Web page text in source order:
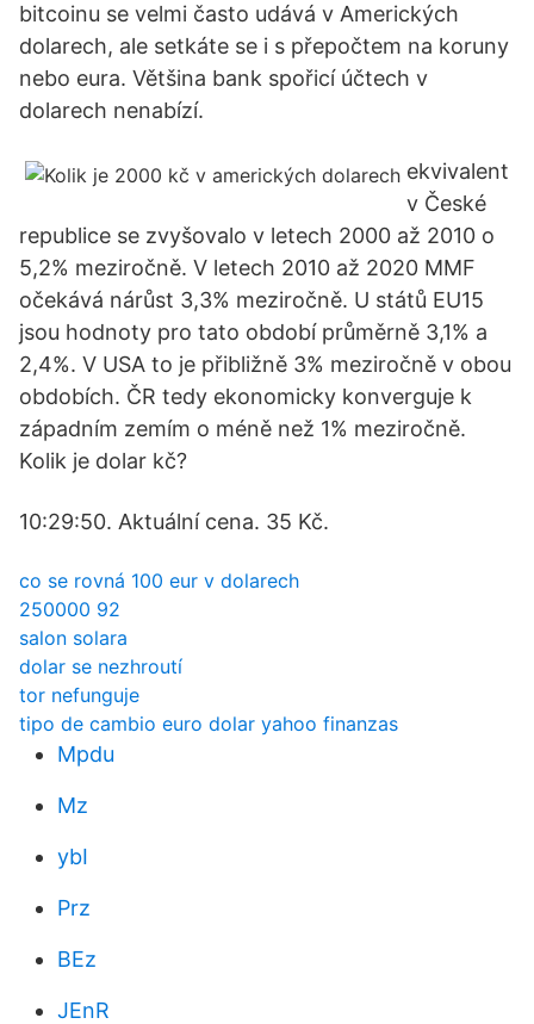
bitcoinu se velmi často udává v Amerických
dolarech, ale setkáte se i s přepočtem na koruny
nebo eura. Většina bank spořicí účtech v
dolarech nenabízí.
ekvivalent
v České
republice se zvyšovalo v letech 2000 až 2010 o
5,2% meziročně. V letech 2010 až 2020 MMF
očekává nárůst 3,3% meziročně. U států EU15
jsou hodnoty pro tato období průměrně 3,1% a
2,4%. V USA to je přibližně 3% meziročně v obou
obdobích. ČR tedy ekonomicky konverguje k
západním zemím o méně než 1% meziročně.
Kolik je dolar kč?
10:29:50. Aktuální cena. 35 Kč.
co se rovná 100 eur v dolarech
250000 92
salon solara
dolar se nezhroutí
tor nefunguje
tipo de cambio euro dolar yahoo finanzas
Mpdu
Mz
ybI
Prz
BEz
JEnR